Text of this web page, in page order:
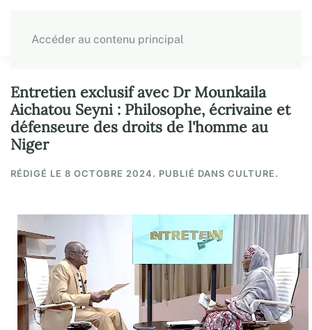
Accéder au contenu principal
Entretien exclusif avec Dr Mounkaila
Aichatou Seyni : Philosophe, écrivaine et
défenseure des droits de l'homme au
Niger
RÉDIGÉ LE 8 OCTOBRE 2024. PUBLIÉ DANS CULTURE.